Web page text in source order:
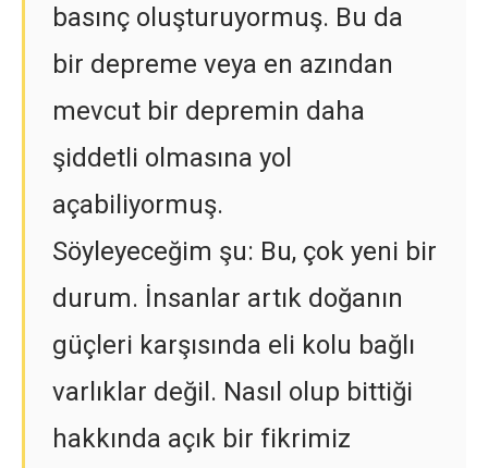
basınç oluşturuyormuş. Bu da
bir depreme veya en azından
mevcut bir depremin daha
şiddetli olmasına yol
açabiliyormuş.
Söyleyeceğim şu: Bu, çok yeni bir
durum. İnsanlar artık doğanın
güçleri karşısında eli kolu bağlı
varlıklar değil. Nasıl olup bittiği
hakkında açık bir fikrimiz